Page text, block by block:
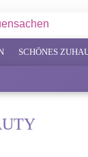
SCHÖNES